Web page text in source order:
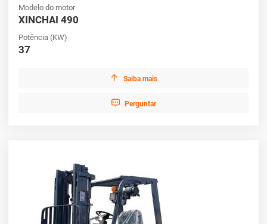
Modelo do motor
XINCHAI 490
Potência (KW)
37
 Saiba mais
 Perguntar